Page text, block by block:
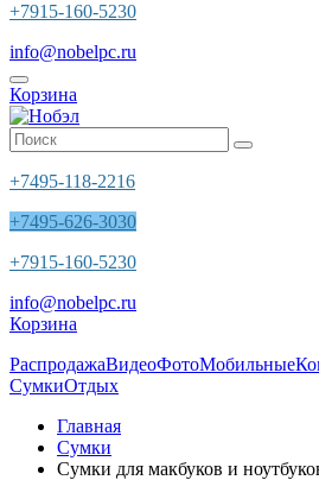
+7915-160-5230
info@nobelpc.ru
Корзина
+7495-118-2216
+7495-626-3030
+7915-160-5230
info@nobelpc.ru
Корзина
РаспродажаВидеоФотоМобильные
СумкиОтдых
Главная
Сумки
Сумки для макбуков и